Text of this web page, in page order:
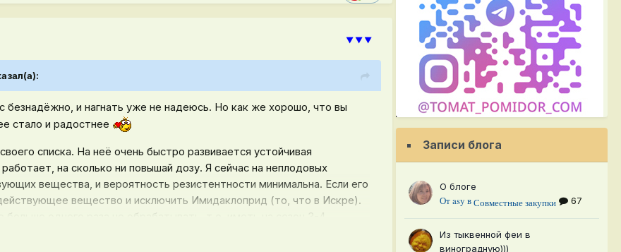
⯆⯆⯆
безнадёжно, и нагнать уже не надеюсь. Но как же хорошо, что вы
стало и радостнее
списка. На неё очень быстро развивается устойчивая
на сколько ни повышай дозу. Я сейчас на неплодовых
вещества, и вероятность резистентности минимальна. Если его
вещество и исключить Имидаклоприд (то, что в Искре).
больше одного раза не обрабатывать, т.е. иметь на сезон 3-4
веществом, по одному на каждую обработку.
Записи блога
О блоге
Отasy вСовместные закупки 67
Из тыквенной феи в
виноградную)))